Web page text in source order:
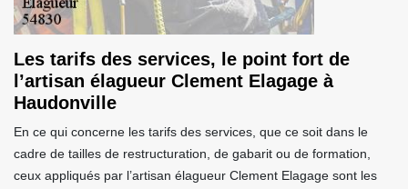
Les tarifs des services, le point fort de
l’artisan élagueur Clement Elagage à
Haudonville
En ce qui concerne les tarifs des services, que ce soit dans le
cadre de tailles de restructuration, de gabarit ou de formation,
ceux appliqués par l’artisan élagueur Clement Elagage sont les